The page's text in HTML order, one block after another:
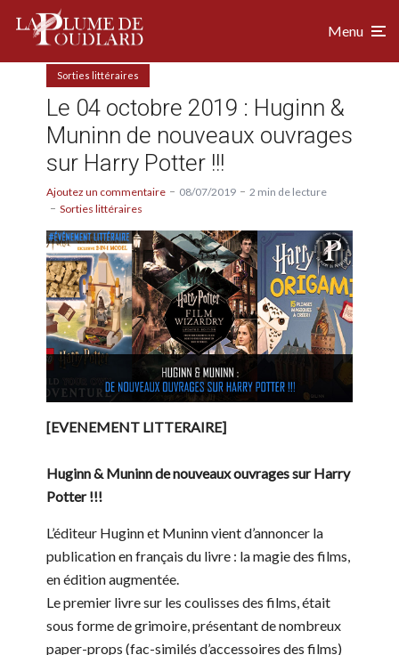
Menu
Sorties littéraires
Le 04 octobre 2019 : Huginn &
Muninn de nouveaux ouvrages
sur Harry Potter !!!
Ajoutez un commentaire 08/07/2019
2 min de lecture
Sorties littéraires
[EVENEMENT LITTERAIRE]
Huginn & Muninn de nouveaux ouvrages sur Harry
Potter !!!
L’éditeur Huginn et Muninn vient d’annoncer la
publication en français du livre : la magie des films,
en édition augmentée.
Le premier livre sur les coulisses des films, était
sous forme de grimoire, présentant de nombreux
paper-props (fac-similés d’accessoires des films)